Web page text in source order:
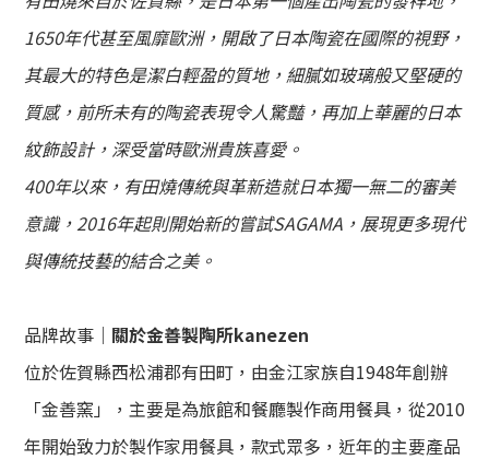
1650年代甚至風靡歐洲，開啟了日本陶瓷在國際的視野，
其最大的特色是潔白輕盈的質地，細膩如玻璃般又堅硬的
質感，前所未有的陶瓷表現令人驚豔，再加上華麗的日本
紋飾設計，深受當時歐洲貴族喜愛。
400年以來，有田燒傳統與革新造就日本獨一無二的審美
意識，2016年起則開始新的嘗試SAGAMA，展現更多現代
與傳統技藝的結合之美。
品牌故事｜ 關於金善製陶所kanezen
位於佐賀縣西松浦郡有田町，由金江家族自1948年創辦
「金善窯」，主要是為旅館和餐廳製作商用餐具，從2010
年開始致力於製作家用餐具，款式眾多，近年的主要產品